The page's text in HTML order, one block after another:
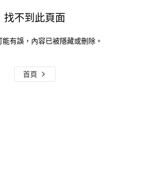
找不到此頁面
有誤，內容已被隱藏或刪除。
首頁